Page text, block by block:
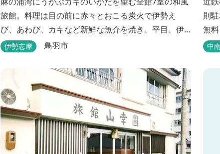
旅館。料理は目の前に赤々とおこる炭火で伊勢え
び、あわび、カキなど新鮮な魚介を焼き、平目、伊
勢えび、サザエなどの舟盛り、煮物、揚げ物などの
伊勢志摩 鳥羽市
則
無
中